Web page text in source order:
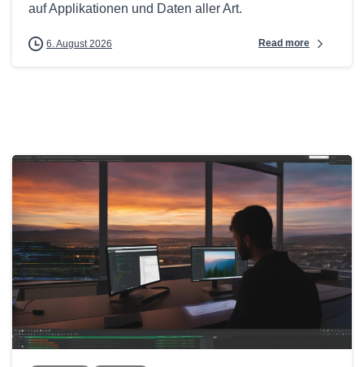
auf Applikationen und Daten aller Art.
6. August 2026 Read more